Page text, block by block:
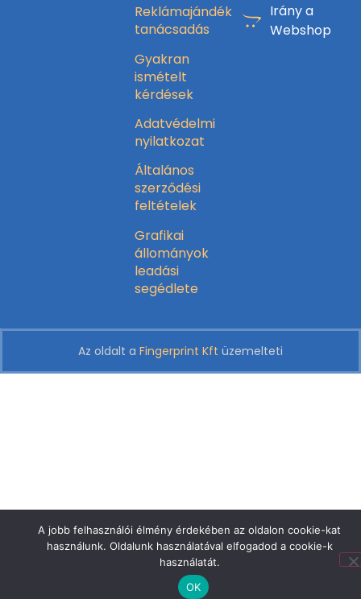
Reklámajándék
tanácsadás
Gyakran
ismételt
kérdések
Adatvédelmi
nyilatkozat
Általános
szerződési
feltételek
Grafikai
állományok
leadási
segédlete
Irány a
Webshop
Az oldalt a Fingerprint Kft üzemelteti
A jobb felhasználói élmény érdekében az oldalon cookie-kat
használunk. Oldalunk használatával elfogadod a cookie-k
használatát.
OK